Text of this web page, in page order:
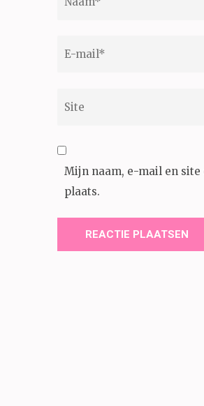
Mijn naam, e-mail en site
plaats.